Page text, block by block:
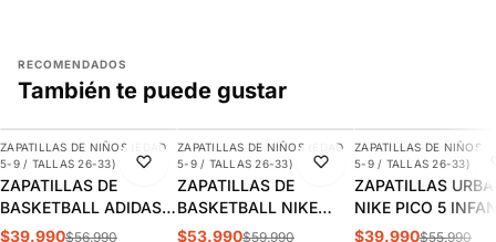
RECOMENDADOS
También te puede gustar
-30%
AGREGAR
ZAPATILLAS DE NIÑOS (EDAD
5-9 / TALLAS 26-33)
ZAPATILLAS DE
BASKETBALL ADIDAS
CROSS EM UP 5K
$39.990$56.990
-10%
AGREGAR
ZAPATILLAS DE NIÑOS (EDAD
5-9 / TALLAS 26-33)
ZAPATILLAS DE
BASKETBALL NIKE
TEAM HUSTLE D 12 PS
$53.990$59.990
-29%
ZAPATILLAS DE NIÑOS
5-9 / TALLAS 26-33)
ZAPATILLAS
NIKE PICO 5
AR4161-100
$39.990$55.990